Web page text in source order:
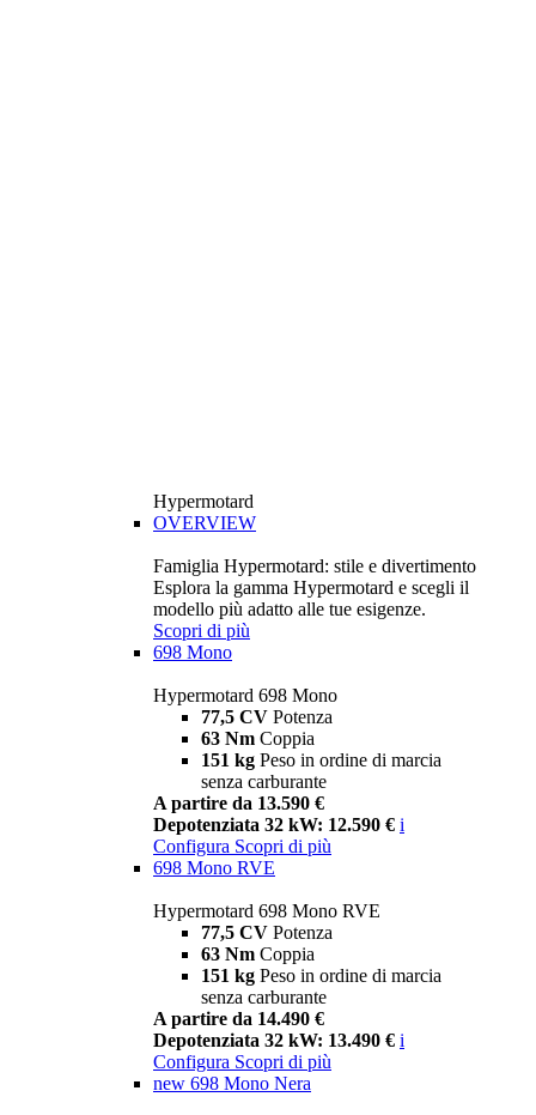
Hypermotard
OVERVIEW
Famiglia Hypermotard: stile e divertimento
Esplora la gamma Hypermotard e scegli il
modello più adatto alle tue esigenze.
Scopri di più
698 Mono
Hypermotard 698 Mono
77,5 CV Potenza
63 Nm Coppia
151 kg Peso in ordine di marcia
senza carburante
A partire da 13.590 €
Depotenziata 32 kW: 12.590 € i
Configura Scopri di più
698 Mono RVE
Hypermotard 698 Mono RVE
77,5 CV Potenza
63 Nm Coppia
151 kg Peso in ordine di marcia
senza carburante
A partire da 14.490 €
Depotenziata 32 kW: 13.490 € i
Configura Scopri di più
new 698 Mono Nera